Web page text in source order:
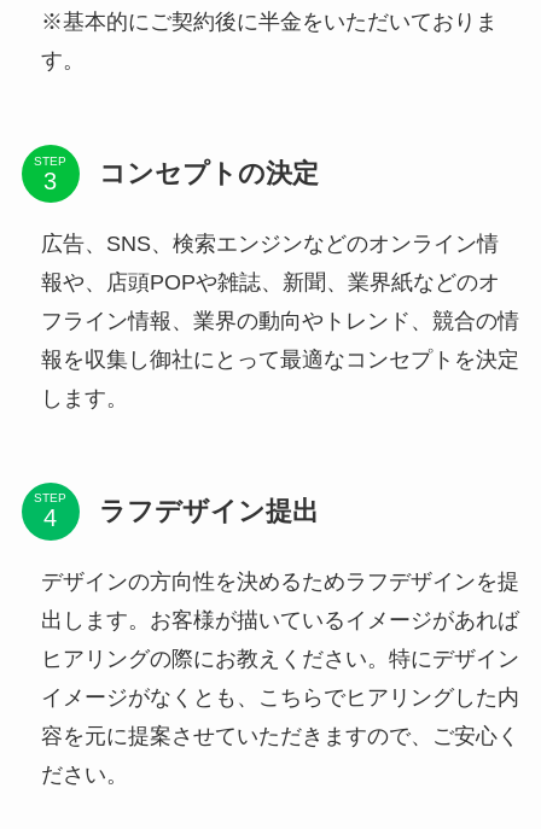
※基本的にご契約後に半金をいただいておりま
す。
STEP コンセプトの決定
広告、SNS、検索エンジンなどのオンライン情
報や、店頭POPや雑誌、新聞、業界紙などのオ
フライン情報、業界の動向やトレンド、競合の情
報を収集し御社にとって最適なコンセプトを決定
します。
STEP ラフデザイン提出
デザインの方向性を決めるためラフデザインを提
出します。お客様が描いているイメージがあれば
ヒアリングの際にお教えください。特にデザイン
イメージがなくとも、こちらでヒアリングした内
容を元に提案させていただきますので、ご安心く
ださい。